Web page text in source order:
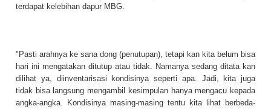
terdapat kelebihan dapur MBG.
"Pasti arahnya ke sana dong (penutupan), tetapi kan kita belum bisa
hari ini mengatakan ditutup atau tidak. Namanya sedang ditata kan
dilihat ya, diinventarisasi kondisinya seperti apa. Jadi, kita juga
tidak bisa langsung mengambil kesimpulan hanya mengacu kepada
angka-angka. Kondisinya masing-masing tentu kita lihat berbeda-